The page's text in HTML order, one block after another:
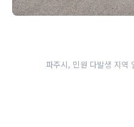
파주시, 민원 다발생 지역